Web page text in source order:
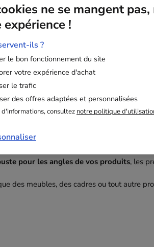
en carton ?
pour les angles de vos produits, les
des meubles, des cadres ou tout autre
ne se mangent
!
ils ?
le bon fonctionnement du site
votre expérience d'achat
le trafic
des offres adaptées et personnalisées
d'informations, consultez notre politique